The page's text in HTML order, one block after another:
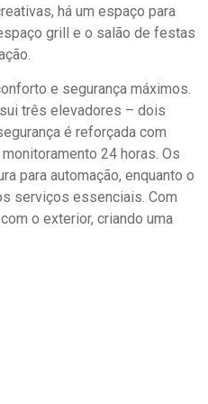
há um espaço para
grill e o salão de festas
e segurança máximos.
três elevadores – dois
é reforçada com
24 horas. Os
para automação, enquanto o
serviços essenciais. Com
o exterior, criando uma